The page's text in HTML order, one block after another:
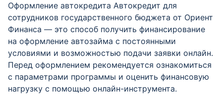
Оформление автокредита Автокредит для
сотрудников государственного бюджета от Ориент
Финанса — это способ получить финансирование
на оформление автозайма с постоянными
условиями и возможностью подачи заявки онлайн.
Перед оформлением рекомендуется ознакомиться
с параметрами программы и оценить финансовую
нагрузку с помощью онлайн-инструмента.